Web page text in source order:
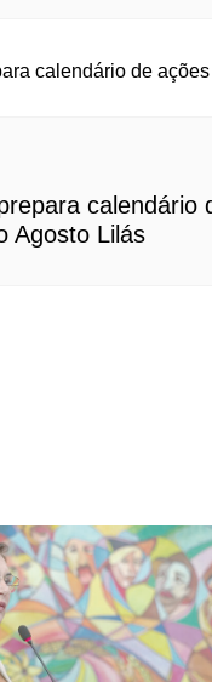
calendário
Agosto Lilás